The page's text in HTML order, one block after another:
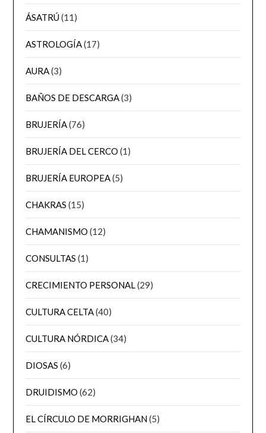
ÁSATRÚ(11)
ASTROLOGÍA(17)
AURA(3)
BAÑOS DE DESCARGA(3)
BRUJERÍA(76)
BRUJERÍA DEL CERCO (1)
BRUJERÍA EUROPEA(5)
CHAKRAS (15)
CHAMANISMO (12)
CONSULTAS (1)
CRECIMIENTO PERSONAL(29)
CULTURA CELTA(40)
CULTURA NÓRDICA(34)
DIOSAS (6)
DRUIDISMO (62)
EL CÍRCULO DE MORRIGHAN(5)